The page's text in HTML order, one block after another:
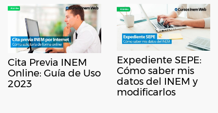
Cita Previa INEM
Online: Guía de Uso
2023
Expediente SEPE:
Cómo saber mis
datos del INEM y
modificarlos